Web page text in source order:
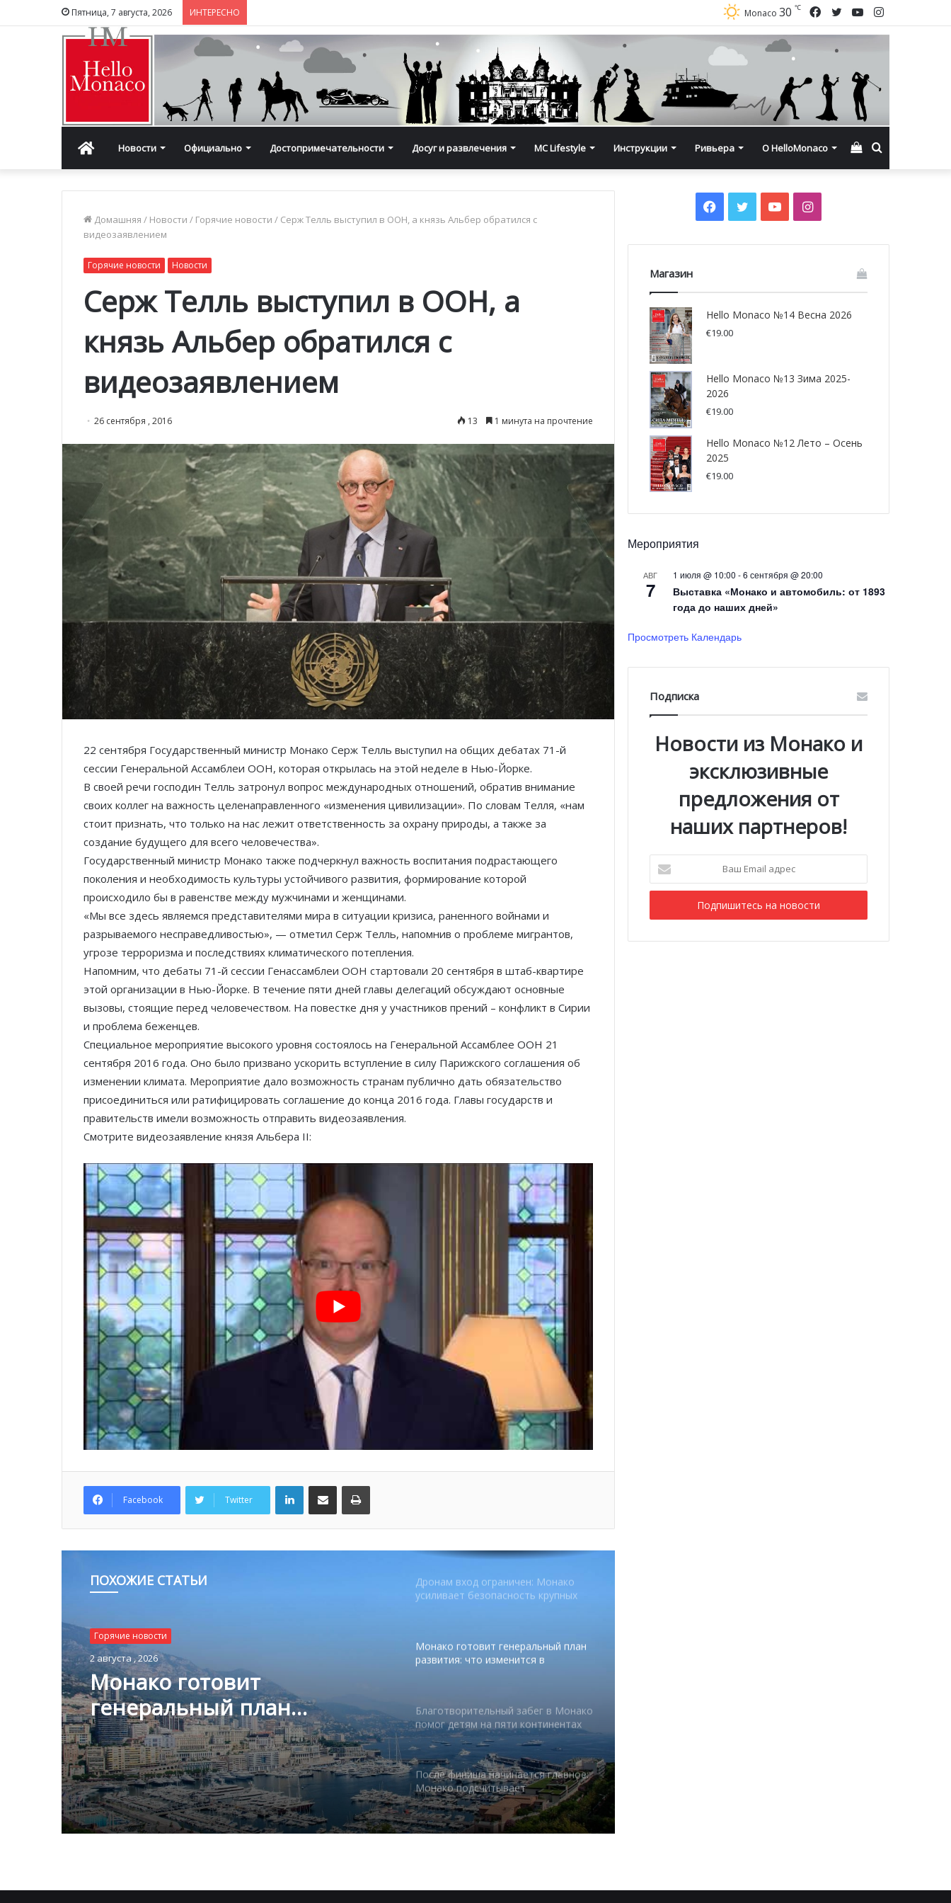
Пятница, 7 августа, 2026 ИНТЕРЕСНО Instagram
YouTube
Twitter
Facebook
Monaco 30 ℃
ГлавнаяНовости Официально Достопримечательности Досуг и развлечения MC Lifestyle Инструкции Ривьера О HelloMonaco Смотреть
Домашняя / Новости / Горячие новости / Серж Телль выступил в ООН, а князь Альбер обратился с
видеозаявлением
Горячие новости Новости
Серж Телль выступил в ООН, а
князь Альбер обратился с
видеозаявлением
26 сентября , 2016 13 1 минута на прочтение
22 сентября Государственный министр Монако Серж Телль выступил на общих дебатах 71-й
сессии Генеральной Ассамблеи ООН, которая открылась на этой неделе в Нью-Йорке.
В своей речи господин Телль затронул вопрос международных отношений, обратив внимание
своих коллег на важность целенаправленного «изменения цивилизации». По словам Телля, «нам
стоит признать, что только на нас лежит ответственность за охрану природы, а также за
создание будущего для всего человечества».
Государственный министр Монако также подчеркнул важность воспитания подрастающего
поколения и необходимость культуры устойчивого развития, формирование которой
происходило бы в равенстве между мужчинами и женщинами.
«Мы все здесь являемся представителями мира в ситуации кризиса, раненного войнами и
разрываемого несправедливостью», — отметил Серж Телль, напомнив о проблеме мигрантов,
угрозе терроризма и последствиях климатического потепления.
Напомним, что дебаты 71-й сессии Генассамблеи ООН стартовали 20 сентября в штаб-квартире
этой организации в Нью-Йорке. В течение пяти дней главы делегаций обсуждают основные
вызовы, стоящие перед человечеством. На повестке дня у участников прений – конфликт в Сирии
и проблема беженцев.
Специальное мероприятие высокого уровня состоялось на Генеральной Ассамблее ООН 21
сентября 2016 года. Оно было призвано ускорить вступление в силу Парижского соглашения об
изменении климата. Мероприятие дало возможность странам публично дать обязательство
присоединиться или ратифицировать соглашение до конца 2016 года. Главы государств и
правительств имели возможность отправить видеозаявления.
Смотрите видеозаявление князя Альбера II:
Facebook Twitter
LinkedInПоделиться по электронной почте Распечатать
ПОХОЖИЕ СТАТЬИ
Горячие новости
2 августа , 2026
Монако готовит
генеральный план
развития: что изменится в
Княжестве
Князь Альбер II и Принцесса
Шарлен посетили 77-й Бал
Красного Креста Монако
Шарль Леклер вновь в борьбе:
Ferrari набирает скорость перед
паузой
SBM и Be Safe Monaco продлили
партнёрство ради безопасных
В Монако раскрыли мошенничество
FESTIVAL готовит вечер мирового
Дронам вход ограничен: Монако
усиливает безопасность крупных
Монако готовит генеральный план
развития: что изменится в
Благотворительный забег в Монако
помог детям на пяти континентах
После финиша начинается главное:
Монако подсчитывает
экономическую ценность Гран-при
Формулы-1
Facebook
TwitterYouTubeInstagram
Магазин
Hello Monaco №14 Весна 2026
€19.00
Hello Monaco №13 Зима 2025-
2026
€19.00
Hello Monaco №12 Лето – Осень
2025
€19.00
Мероприятия
АВГ
7
1 июля @ 10:00 -6 сентября @ 20:00
Выставка «Монако и автомобиль: от 1893
года до наших дней»
Просмотреть Календарь
Подписка
Новости из Монако и
эксклюзивные
предложения от
наших партнеров!
Email
адрес